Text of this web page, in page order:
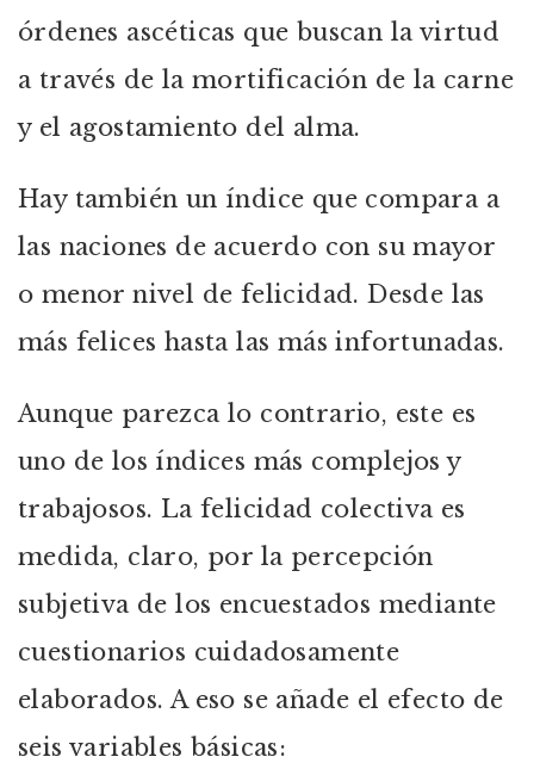
órdenes ascéticas que buscan la virtud
a través de la mortificación de la carne
y el agostamiento del alma.
Hay también un índice que compara a
las naciones de acuerdo con su mayor
o menor nivel de felicidad. Desde las
más felices hasta las más infortunadas.
Aunque parezca lo contrario, este es
uno de los índices más complejos y
trabajosos. La felicidad colectiva es
medida, claro, por la percepción
subjetiva de los encuestados mediante
cuestionarios cuidadosamente
elaborados. A eso se añade el efecto de
seis variables básicas: